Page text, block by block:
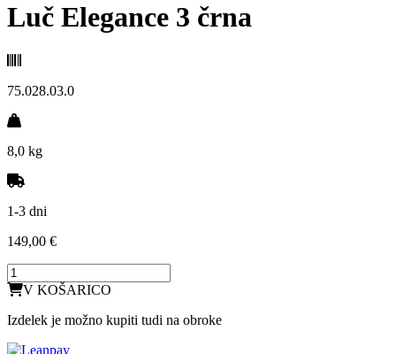
Luč Elegance 3 črna
75.028.03.0
8,0 kg
1-3 dni
149,00 €
V KOŠARICO
Izdelek je možno kupiti tudi na obroke